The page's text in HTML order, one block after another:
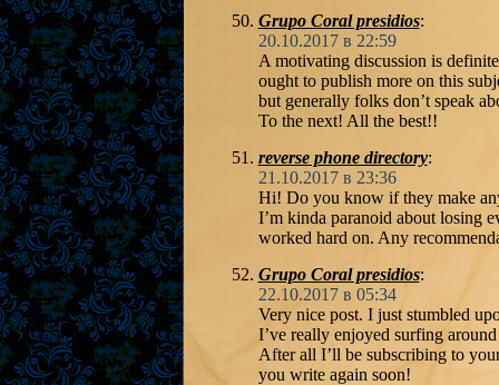
Grupo Coral presidios:
20.10.2017 в 22:59
A motivating discussion is
ought to publish more on this
but generally folks don’t speak
To the next! All the best!!
reverse phone directory:
21.10.2017 в 23:36
Hi! Do you know if they make
I’m kinda paranoid about losing
worked hard on. Any
Grupo Coral presidios:
22.10.2017 в 05:34
Very nice post. I just stumbled
I’ve really enjoyed surfing
After all I’ll be subscribing to
you write again soon!